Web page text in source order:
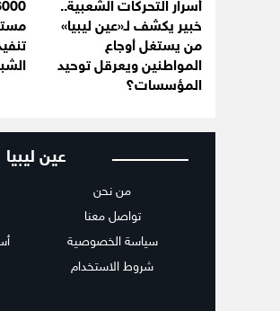
أسرار التحركات الشعبية..
خبير يكشف لـ«عين ليبيا»
من يستغل أوجاع
المواطنين ويعرقل توحيد
المؤسسات؟
عين ليبيا
من نحن
تواصل معنا
سياسة الخصوصية
شروط الاستخدام